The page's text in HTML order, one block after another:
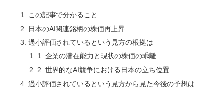
この記事で分かること
日本のAI関連銘柄の株価再上昇
過小評価されているという見方の根拠は
1. 企業の潜在能力と現状の株価の乖離
2. 世界的なAI競争における日本の立ち位置
過小評価されているという見方から見た今後の予想は